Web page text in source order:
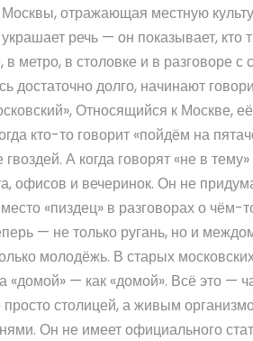
отражающая местную
речь — он показывает, кто
в метро, в столовке и в разговоре
достаточно долго, начинают
,Относящийся к Москве,
кто-то говорит «пойдём на
гвоздей. А когда говорят «не в
офисов и вечеринок. Он не
«пиздец» в разговорах о
— не только ругань, но и
молодёжь. В старых
«домой» — как «домой». Всё это —
столицей, а живым
Он не имеет официального